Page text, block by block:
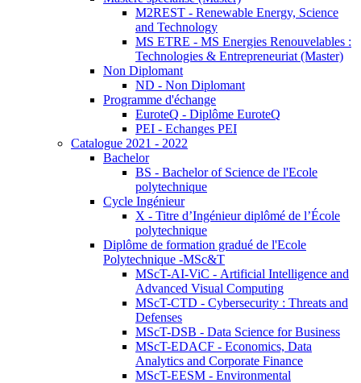
M2REST - Renewable Energy, Science
and Technology
MS ETRE - MS Energies Renouvelables :
Technologies & Entrepreneuriat (Master)
Non Diplomant
ND - Non Diplomant
Programme d'échange
EuroteQ - Diplôme EuroteQ
PEI - Echanges PEI
Catalogue 2021 - 2022
Bachelor
BS - Bachelor of Science de l'Ecole
polytechnique
Cycle Ingénieur
X - Titre d’Ingénieur diplômé de l’École
polytechnique
Diplôme de formation gradué de l'Ecole
Polytechnique -MSc&T
MScT-AI-ViC - Artificial Intelligence and
Advanced Visual Computing
MScT-CTD - Cybersecurity : Threats and
Defenses
MScT-DSB - Data Science for Business
MScT-EDACF - Economics, Data
Analytics and Corporate Finance
MScT-EESM - Environmental